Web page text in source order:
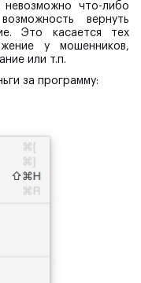
что-либо
вернуть
Это касается тех
у мошенников,
или т.п.
за программу: